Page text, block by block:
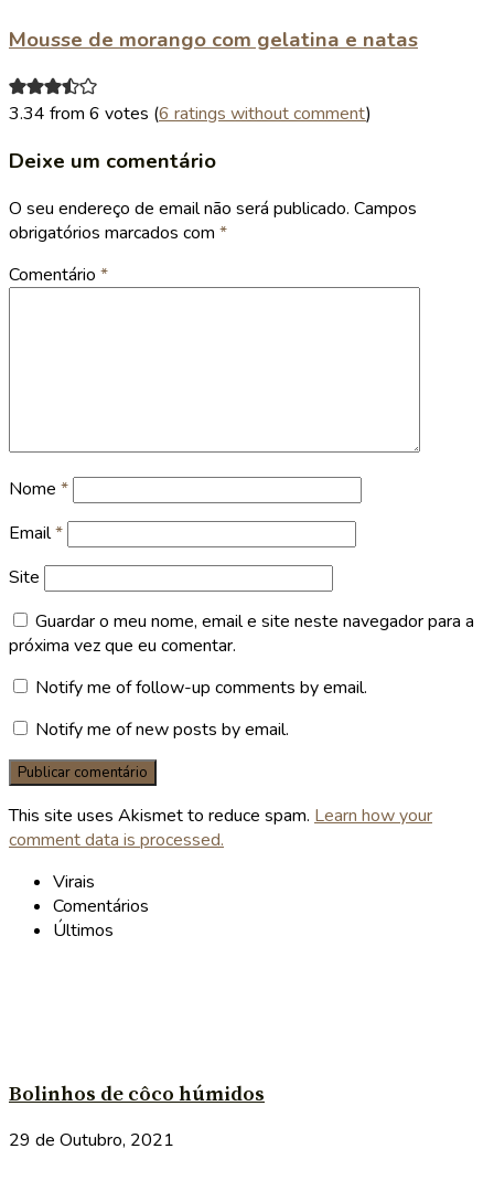
Mousse de morango com gelatina e natas
3.34 from 6 votes (6 ratings without comment)
Deixe um comentário
O seu endereço de email não será publicado. Campos
obrigatórios marcados com *
Comentário *
Nome *
Email*
Site
Guardar o meu nome, email e site neste navegador para a
próxima vez que eu comentar.
Notify me of follow-up comments by email.
Notify me of new posts by email.
This site uses Akismet to reduce spam. Learn how your
comment data is processed.
Virais
Comentários
Últimos
Bolinhos de côco húmidos
29 de Outubro, 2021